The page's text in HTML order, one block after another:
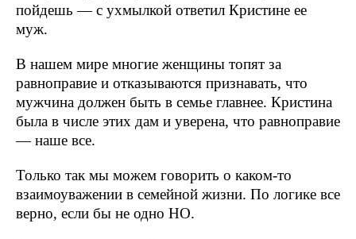
пойдешь — с ухмылкой ответил Кристине ее
муж.
В нашем мире многие женщины топят за
равноправие и отказываются признавать, что
мужчина должен быть в семье главнее. Кристина
была в числе этих дам и уверена, что равноправие
— наше все.
Только так мы можем говорить о каком-то
взаимоуважении в семейной жизни. По логике все
верно, если бы не одно НО.